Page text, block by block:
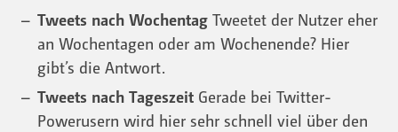
Tweets nach WochentagTweetet der Nutzer eher
an Wochentagen oder am Wochenende? Hier
gibt’s die Antwort.
Tweets nach TageszeitGerade bei Twitter-
Powerusern wird hier sehr schnell viel über den